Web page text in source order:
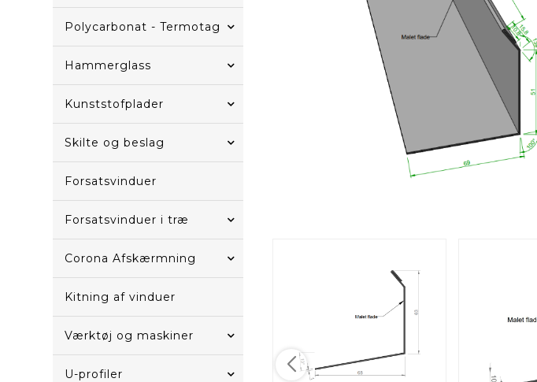
Polycarbonat - Termotag
Hammerglass
Kunststofplader
Skilte og beslag
Forsatsvinduer
Forsatsvinduer i træ
Corona Afskærmning
Kitning af vinduer
Værktøj og maskiner
U-profiler